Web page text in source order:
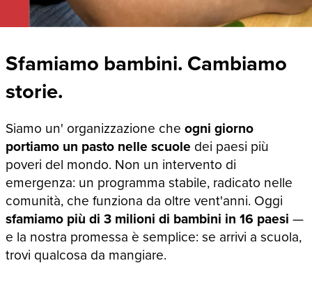
Sfamiamo bambini. Cambiamo
storie.
Siamo un' organizzazione che ogni giorno
portiamo un pasto nelle scuole dei paesi più
poveri del mondo. Non un intervento di
emergenza: un programma stabile, radicato nelle
comunità, che funziona da oltre vent'anni. Oggi
sfamiamo più di 3 milioni di bambini in 16 paesi —
e la nostra promessa è semplice: se arrivi a scuola,
trovi qualcosa da mangiare.